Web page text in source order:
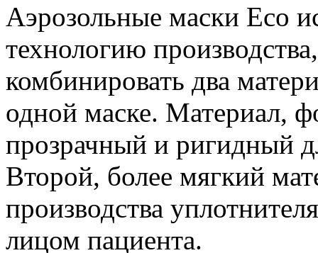
Аэрозольные маски Eco
технологию
комбинировать два
одной маске. Материал,
прозрачный и ригидный
Второй, более мягкий
производства
лицом пациента.